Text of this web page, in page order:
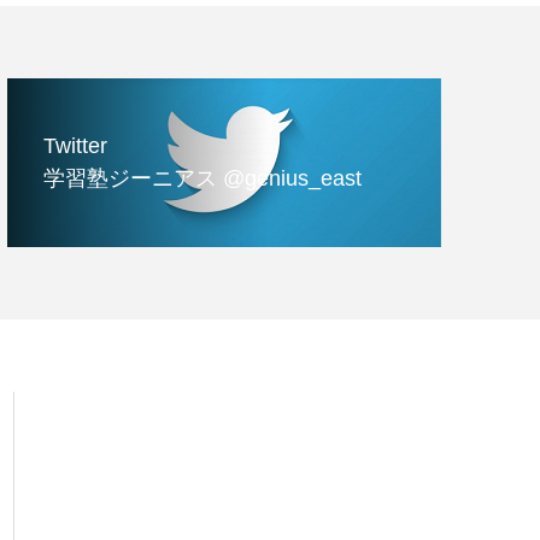
Twitter
学習塾ジーニアス @genius_east